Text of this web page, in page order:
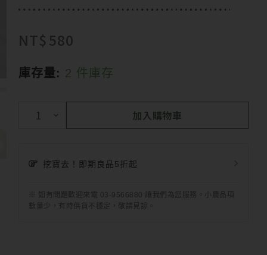
NT$ 580
庫存量: 2 件庫存
加入購物車
挖寶去！即期良品5折起
※ 如有問題歡迎來電 03-9566880 讓我們為您服務。小農品項
數量少，有時供貨不穩定，敬請見諒。